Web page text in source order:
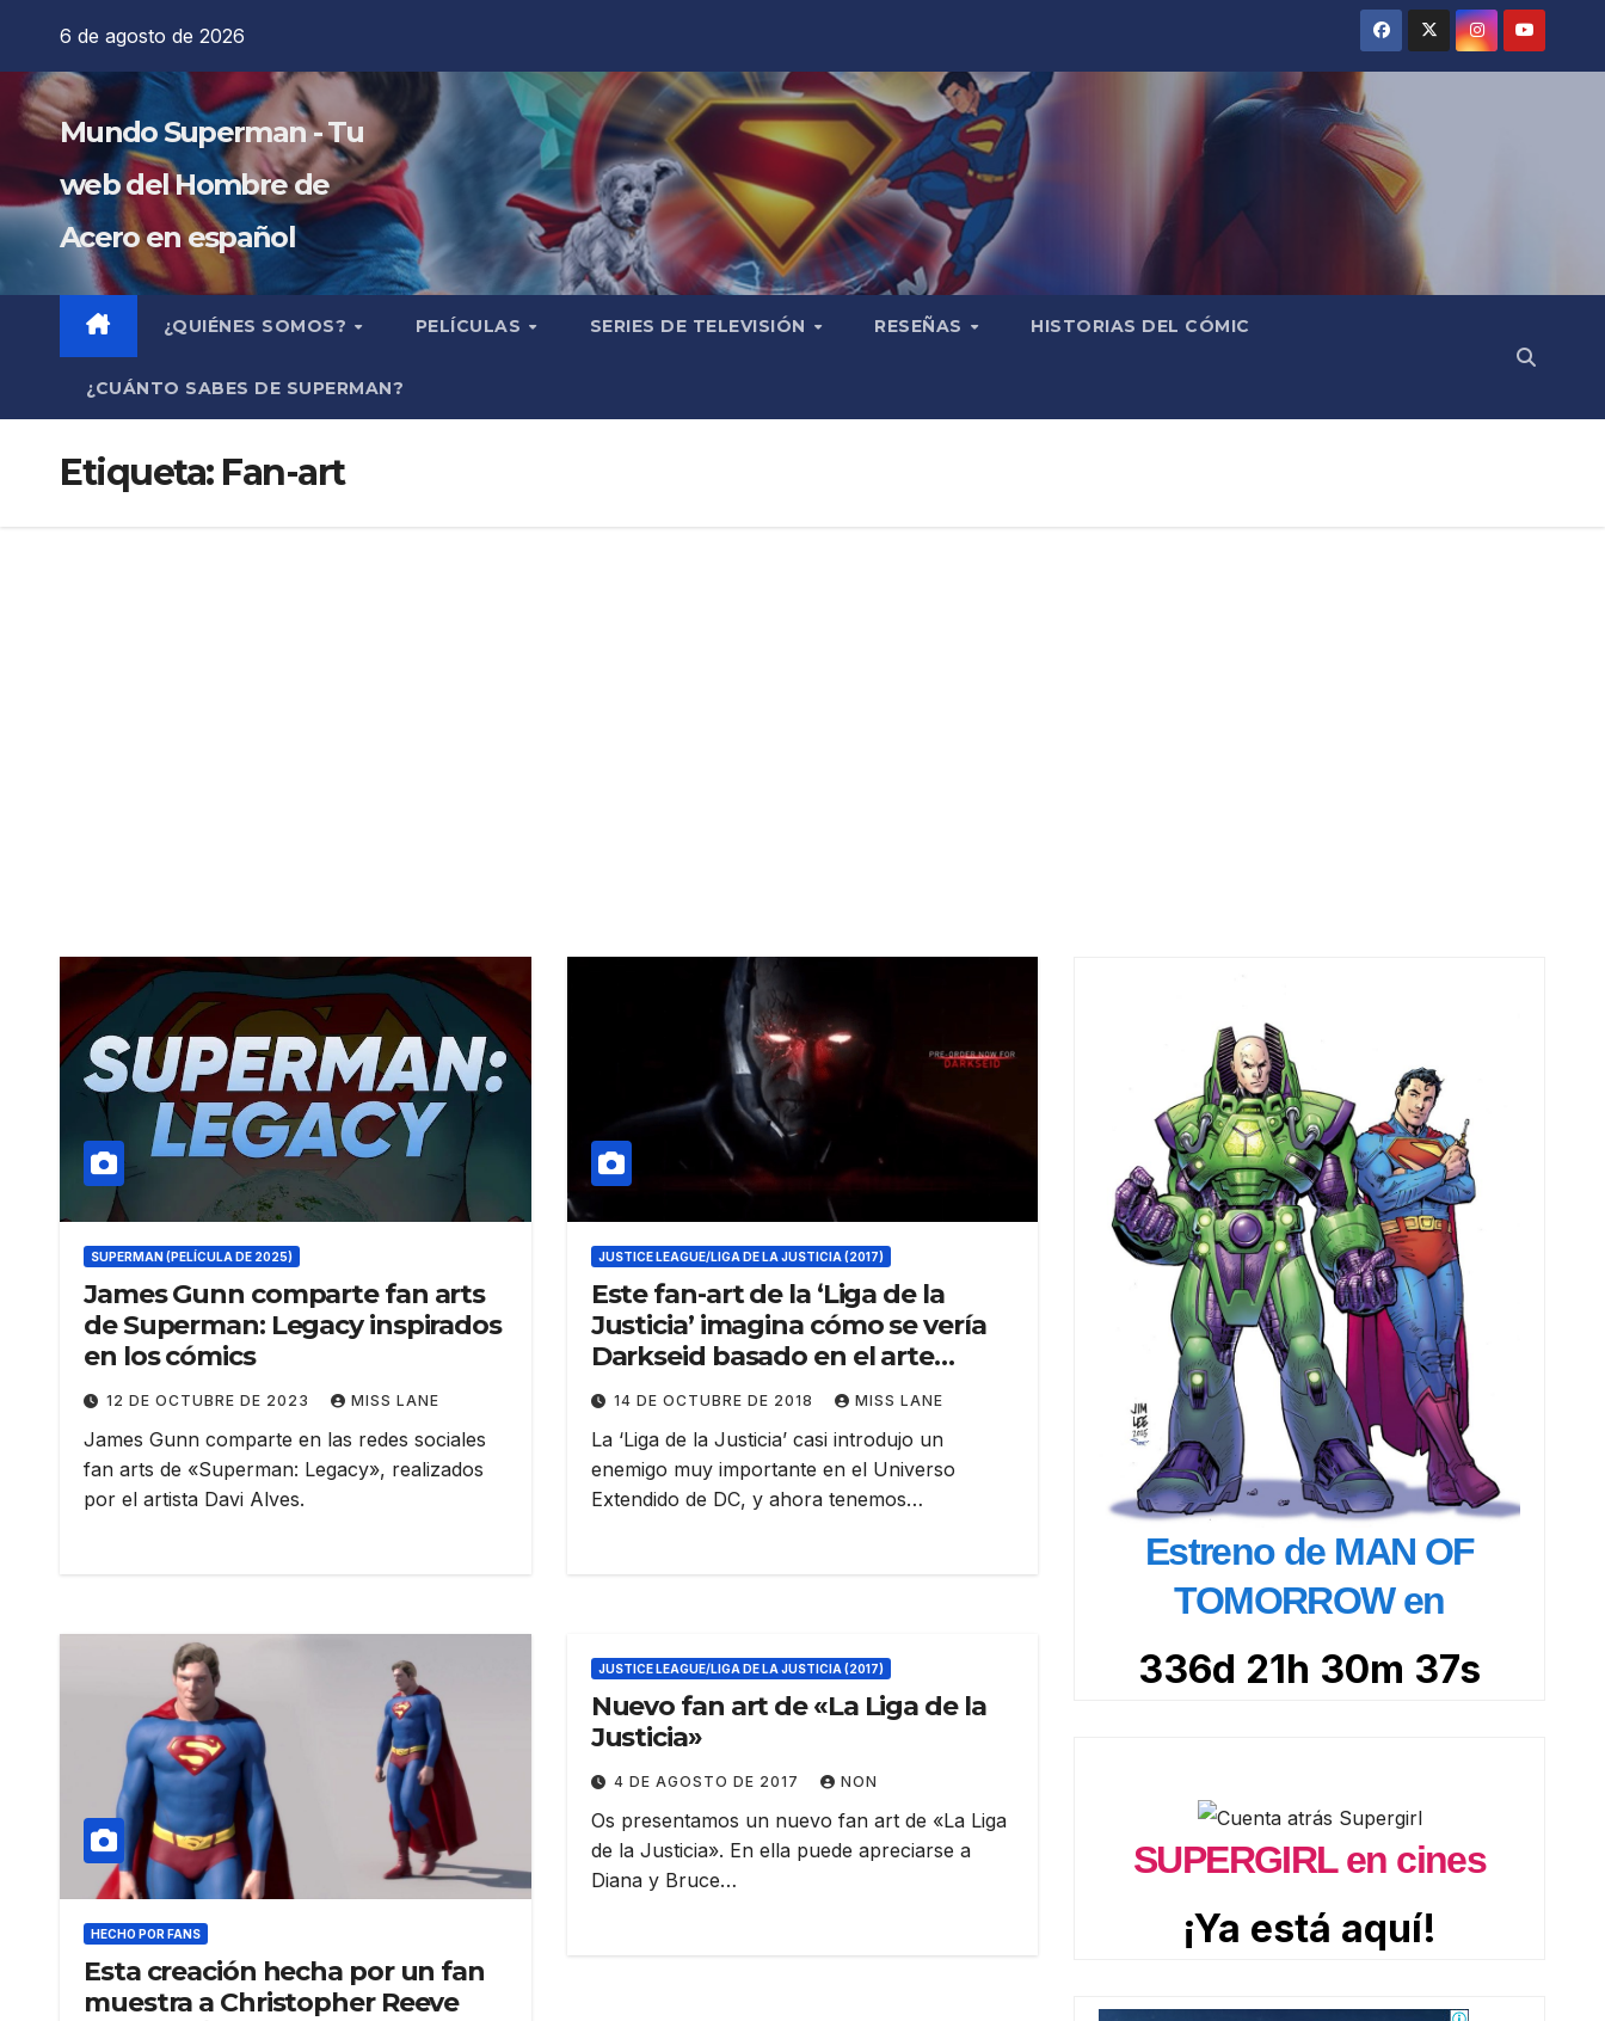
contenido
6 de agosto de 2026
Mundo Superman - Tu
web del Hombre de
Acero en español
¿QUIÉNES SOMOS? PELÍCULAS SERIES DE TELEVISIÓN RESEÑAS HISTORIAS DEL CÓMIC
¿CUÁNTO SABES DE SUPERMAN?
Etiqueta: Fan-art
SUPERMAN (PELÍCULA DE 2025)
James Gunn comparte fan arts
de Superman: Legacy inspirados
en los cómics
12 DE OCTUBRE DE 2023 MISS LANE
James Gunn comparte en las redes sociales
fan arts de «Superman: Legacy», realizados
por el artista Davi Alves.
JUSTICE LEAGUE/LIGA DE LA JUSTICIA (2017)
Este fan-art de la ‘Liga de la
Justicia’ imagina cómo se vería
Darkseid basado en el arte
conceptual
14 DE OCTUBRE DE 2018 MISS LANE
La ‘Liga de la Justicia’ casi introdujo un
enemigo muy importante en el Universo
Extendido de DC, y ahora tenemos…
HECHO POR FANS
Esta creación hecha por un fan
muestra a Christopher Reeve
JUSTICE LEAGUE/LIGA DE LA JUSTICIA (2017)
Nuevo fan art de «La Liga de la
Justicia»
4 DE AGOSTO DE 2017 NON
Os presentamos un nuevo fan art de «La Liga
de la Justicia». En ella puede apreciarse a
Diana y Bruce…
Estreno de MAN OF
TOMORROW en
336d 21h 30m 36s
SUPERGIRL en cines
¡Ya está aquí!